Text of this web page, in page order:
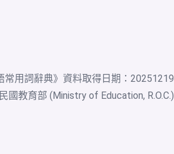
常用詞辭典》資料取得日期：20251219
國教育部 (Ministry of Education, R.O.C.)